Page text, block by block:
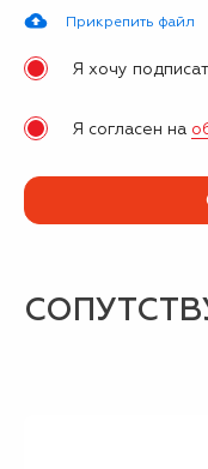
Прикрепить файл
Я хочу
Я согласен на